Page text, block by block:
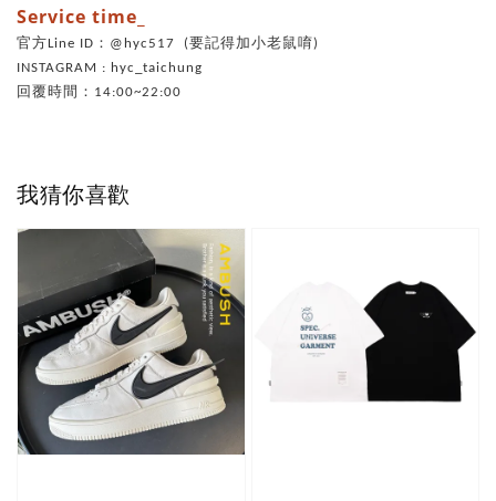
Service time_
官方Line ID：@hyc517 (要記得加小老鼠唷)
INSTAGRAM : hyc_taichung
回覆時間：14:00~22:00
我猜你喜歡